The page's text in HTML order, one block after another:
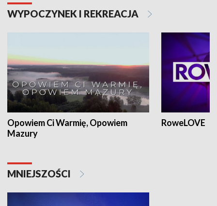
WYPOCZYNEK I REKREACJA
Opowiem Ci Warmię, Opowiem
Mazury
RoweLOVE
MNIEJSZOŚCI